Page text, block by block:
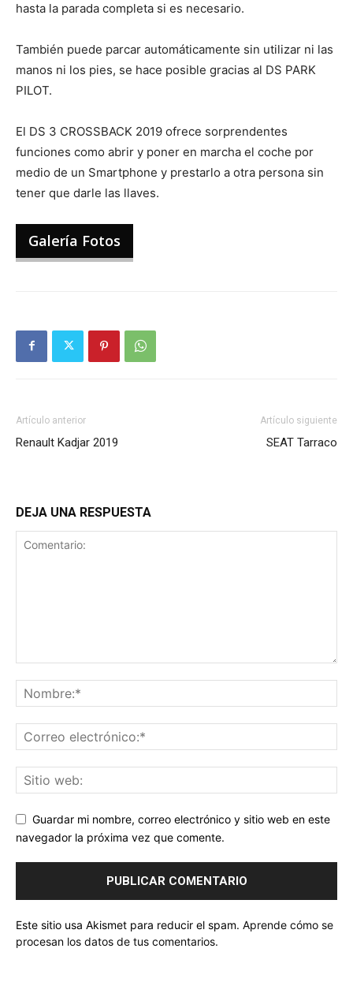
hasta la parada completa si es necesario.
También puede parcar automáticamente sin utilizar ni las
manos ni los pies, se hace posible gracias al DS PARK
PILOT.
El DS 3 CROSSBACK 2019 ofrece sorprendentes
funciones como abrir y poner en marcha el coche por
medio de un Smartphone y prestarlo a otra persona sin
tener que darle las llaves.
Galería Fotos
Artículo anterior
Renault Kadjar 2019
Artículo siguiente
SEAT Tarraco
DEJA UNA RESPUESTA
Guardar mi nombre, correo electrónico y sitio web en este
navegador la próxima vez que comente.
Este sitio usa Akismet para reducir el spam. Aprende cómo se
procesan los datos de tus comentarios.